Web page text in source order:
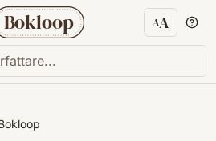
Bokloop AA